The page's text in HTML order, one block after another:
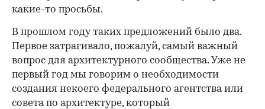
какие-то просьбы.
В прошлом году таких предложений было два.
Первое затрагивало, пожалуй, самый важный
вопрос для архитектурного сообщества. Уже не
первый год мы говорим о необходимости
создания некоего федерального агентства или
совета по архитектуре, который